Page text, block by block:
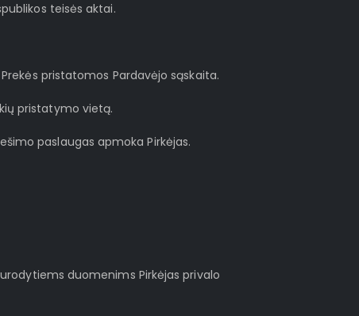
teisės aktai.
pristatomos Pardavėjo sąskaita.
pristatymo vietą.
paslaugas apmoka Pirkėjas.
duomenims Pirkėjas privalo